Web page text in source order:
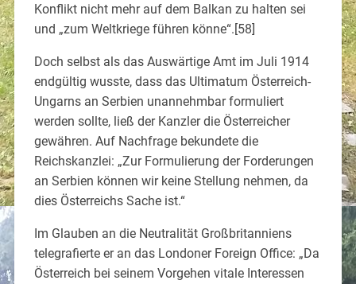
Konflikt nicht mehr auf dem Balkan zu halten sei
und „zum Weltkriege führen könne“.[58]
Doch selbst als das Auswärtige Amt im Juli 1914
endgültig wusste, dass das Ultimatum Österreich-
Ungarns an Serbien unannehmbar formuliert
werden sollte, ließ der Kanzler die Österreicher
gewähren. Auf Nachfrage bekundete die
Reichskanzlei: „Zur Formulierung der Forderungen
an Serbien können wir keine Stellung nehmen, da
dies Österreichs Sache ist.“
Im Glauben an die Neutralität Großbritanniens
telegrafierte er an das Londoner Foreign Office: „Da
Österreich bei seinem Vorgehen vitale Interessen